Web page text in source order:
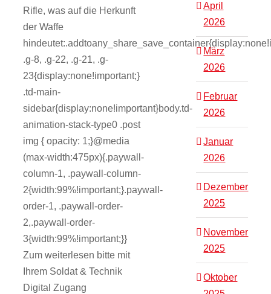
Rifle, was auf die Herkunft
der Waffe
.g-8, .g-22, .g-21, .g-
23{display:none!important;}
.td-main-
sidebar{display:none!important}body.td-
animation-stack-type0 .post
img { opacity: 1;}@media
(max-width:475px){.paywall-
column-1, .paywall-column-
2{width:99%!important;}.paywall-
order-1, .paywall-order-
2,.paywall-order-
3{width:99%!important;}}
Zum weiterlesen bitte mit
Ihrem Soldat & Technik
Digital Zugang
April
2026
März
2026
Februar
2026
Januar
2026
Dezember
2025
November
2025
Oktober